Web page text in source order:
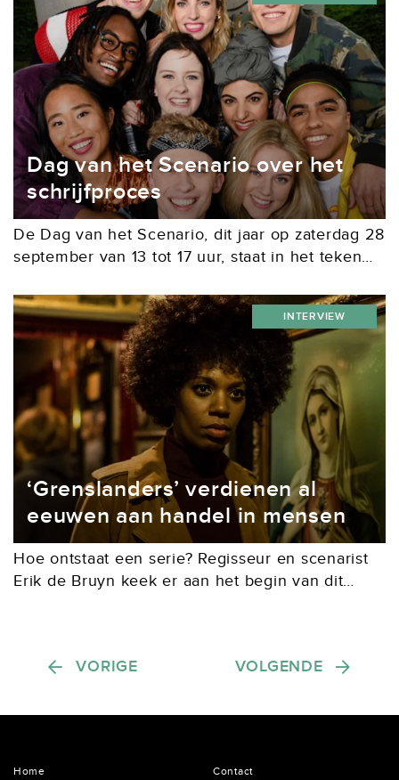
Dag van het Scenario over het
schrijfproces
De Dag van het Scenario, dit jaar op zaterdag 28
september van 13 tot 17 uur, staat in het teken
schrijven: de frustraties, de verschillen,...
‘Grenslanders’ verdienen al
eeuwen aan handel in mensen
Hoe ontstaat een serie? Regisseur en scenarist
Erik de Bruyn keek er aan het begin van dit
INTERVIEW
Berichten paginering
VORIGE VOLGENDE
Home Contact